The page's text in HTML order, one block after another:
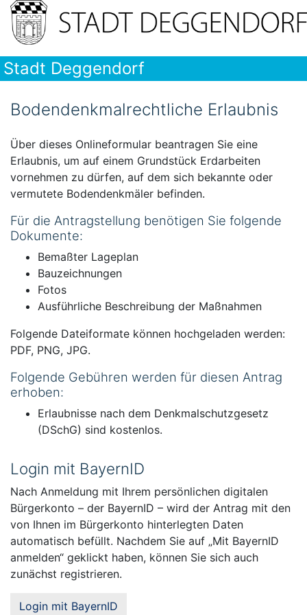
Stadt Deggendorf
Bodendenkmalrechtliche Erlaubnis
Über dieses Onlineformular beantragen Sie eine
Erlaubnis, um auf einem Grundstück Erdarbeiten
vornehmen zu dürfen, auf dem sich bekannte oder
vermutete Bodendenkmäler befinden.
Für die Antragstellung benötigen Sie folgende
Dokumente:
Bemaßter Lageplan
Bauzeichnungen
Fotos
Ausführliche Beschreibung der Maßnahmen
Folgende Dateiformate können hochgeladen werden:
PDF, PNG, JPG.
Folgende Gebühren werden für diesen Antrag
erhoben:
Erlaubnisse nach dem Denkmalschutzgesetz
(DSchG) sind kostenlos.
Login mit BayernID
Nach Anmeldung mit Ihrem persönlichen digitalen
Bürgerkonto – der BayernID – wird der Antrag mit den
von Ihnen im Bürgerkonto hinterlegten Daten
automatisch befüllt. Nachdem Sie auf „Mit BayernID
anmelden“ geklickt haben, können Sie sich auch
zunächst registrieren.
Login mit BayernID